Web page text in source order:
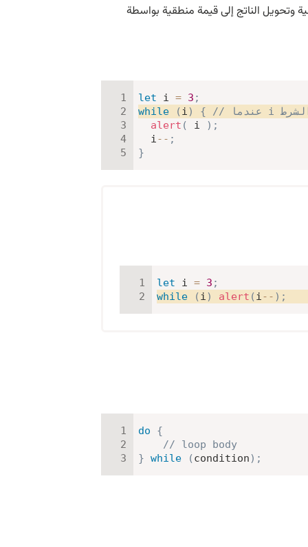
وتحويل الناتج إلى قيمة منطقية بواسطة
let i = 3 ;
while
(i)
{
alert ( i ) ;
  i
-- ;
}
let i = 3 ;
while
(i) alert (i-- ) ;
do
{
// loop body
} while (condition) ;